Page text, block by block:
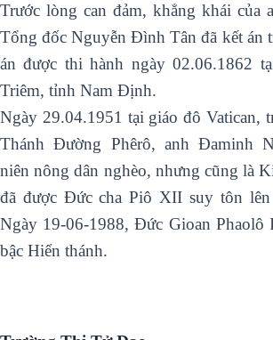
Trước lòng can đảm, khẳng khái của
Tổng đốc Nguyễn Đình Tân đã kết án
án được thi hành ngày 02.06.1862
Triêm, tỉnh Nam Định.
Ngày 29.04.1951 tại giáo đô Vatican,
Thánh Đường Phêrô, anh Đaminh
niên nông dân nghèo, nhưng cũng là
đã được Đức cha Piô XII suy tôn lên
Ngày 19-06-1988, Đức Gioan Phaolô
bậc Hiển thánh.